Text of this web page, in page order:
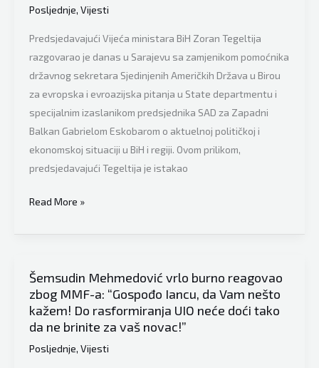
kod
Posljednje, Vijesti
Predsjedavajući Vijeća ministara BiH Zoran Tegeltija
razgovarao je danas u Sarajevu sa zamjenikom pomoćnika
državnog sekretara Sjedinjenih Američkih Država u Birou
za evropska i evroazijska pitanja u State departmentu i
specijalnim izaslanikom predsjednika SAD za Zapadni
Balkan Gabrielom Eskobarom o aktuelnoj političkoj i
ekonomskoj situaciji u BiH i regiji. Ovom prilikom,
predsjedavajući Tegeltija je istakao
Zoran
razgovarao
Gabrielom
Escobarom,
poručio
da
je
Read More »
Šemsudin Mehmedović vrlo burno reagovao
zbog MMF-a: “Gospođo Iancu, da Vam nešto
kažem! Do rasformiranja UIO neće doći tako
da ne brinite za vaš novac!”
Posljednje, Vijesti